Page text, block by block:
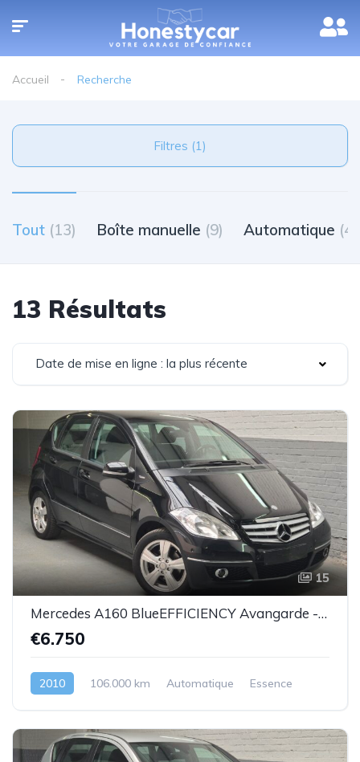
Accueil Recherche
Filtres (1)
Tout (13) Boîte manuelle (9) Automatique (4)
13 Résultats
Date de mise en ligne : la plus récente
15
Mercedes A160 BlueEFFICIENCY Avangarde -essence euro 5-2010-106.000km-Top état -Garantie
€6.750
2010 106.000 km Automatique Essence